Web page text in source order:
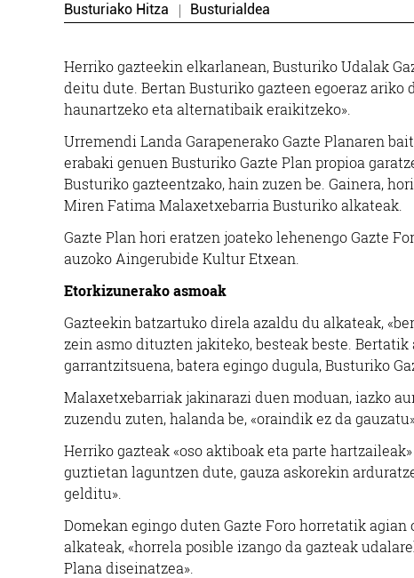
Busturiako Hitza Busturialdea
Herriko gazteekin elkarlanean, Busturiko Udalak
deitu dute. Bertan Busturiko gazteen egoeraz ariko
haunartzeko eta alternatibaik eraikitzeko».
Urremendi Landa Garapenerako Gazte Planaren
erabaki genuen Busturiko Gazte Plan propioa
Busturiko gazteentzako, hain zuzen be. Gainera,
Miren Fatima Malaxetxebarria Busturiko alkateak.
Gazte Plan hori eratzen joateko lehenengo Gazte
auzoko Aingerubide Kultur Etxean.
Etorkizunerako asmoak
Gazteekin batzartuko direla azaldu du alkateak,
zein asmo dituzten jakiteko, besteak beste.
garrantzitsuena, batera egingo dugula, Busturiko
Malaxetxebarriak jakinarazi duen moduan, iazko
zuzendu zuten, halanda be, «oraindik ez da
Herriko gazteak «oso aktiboak eta parte
guztietan laguntzen dute, gauza askorekin
gelditu».
Domekan egingo duten Gazte Foro horretatik
alkateak, «horrela posible izango da gazteak
Plana diseinatzea».